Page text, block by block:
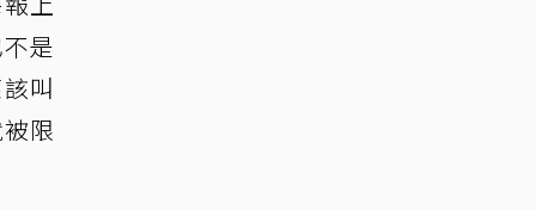
是
叫
限